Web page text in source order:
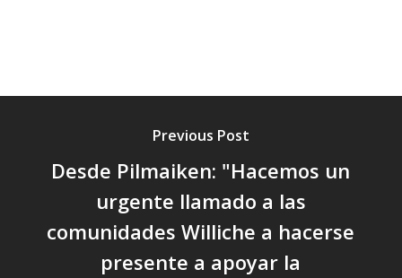
Previous Post
Desde Pilmaiken: "Hacemos un
urgente llamado a las
comunidades Williche a hacerse
presente a apoyar la